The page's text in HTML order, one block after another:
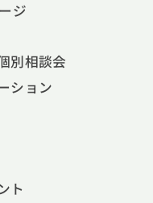
ジ
別相談会
ション
ト